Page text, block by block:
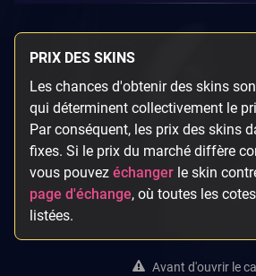
PRIX DES SKINS
Les chances d'obtenir des skins
qui déterminent collectivement le
Par conséquent, les prix des skins
fixes. Si le prix du marché diffère
vous pouvez échanger le skin
page d'échange, où toutes les
listées.
Avant d'ouvrir le